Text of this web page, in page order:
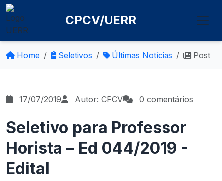
CPCV/UERR
Home Seletivos Últimas Notícias Post
17/07/2019 Autor: CPCV 0 comentários
Seletivo para Professor
Horista – Ed 044/2019 -
Edital